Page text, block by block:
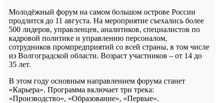
Молодёжный форум на самом большом острове России
продлится до 11 августа. На мероприятие съехались более
500 лидеров, управленцев, аналитиков, специалистов по
кадровой политике и управлению персоналом,
сотрудников промпредприятий со всей страны, в том числе
из Волгоградской области. Возраст участников – от 14 до
35 лет.
В этом году основным направлением форума станет
«Карьера». Программа включает три трека:
«Производство», «Образование», «Первые».